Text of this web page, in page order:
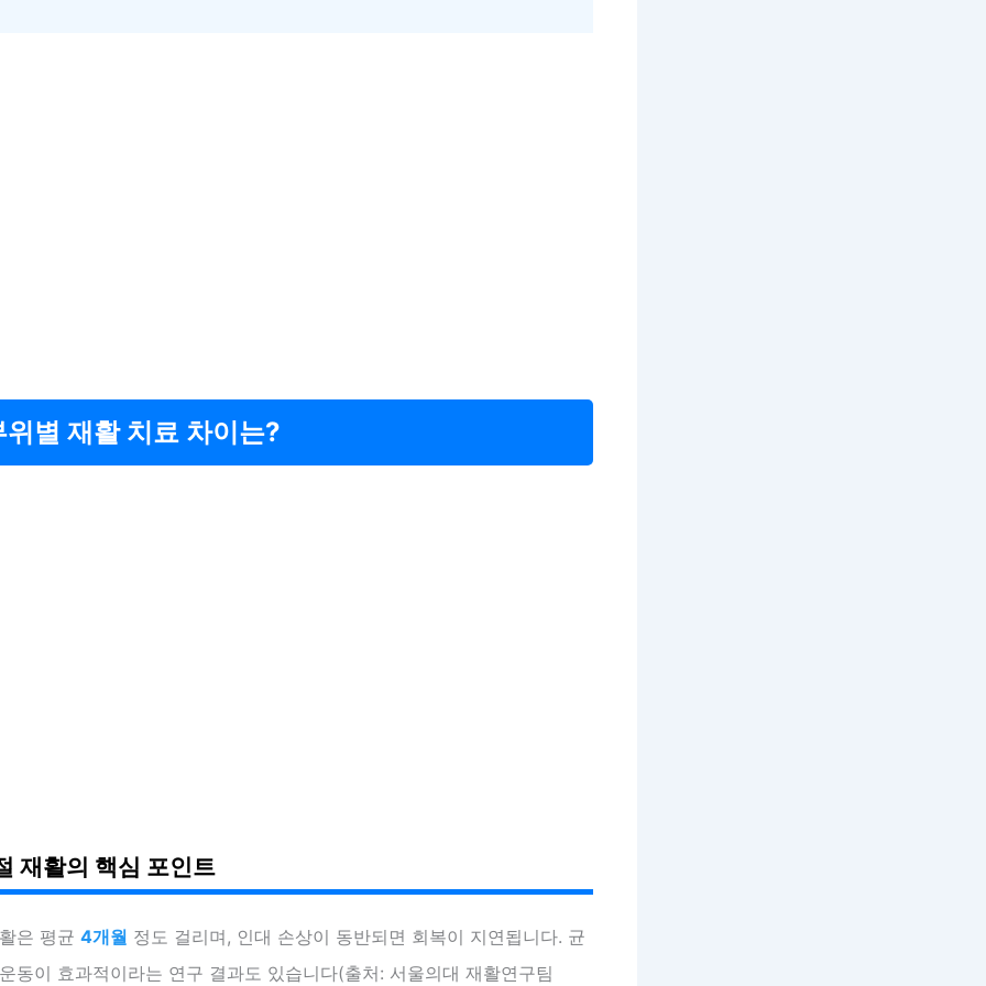
위별 재활 치료 차이는?
재활의 핵심 포인트
은 평균 4개월 정도 걸리며, 인대 손상이 동반되면 회복이 지연됩니다. 균
동이 효과적이라는 연구 결과도 있습니다(출처: 서울의대 재활연구팀